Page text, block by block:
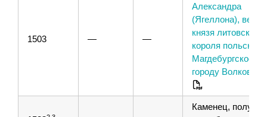
1503 — —
Александра
(Ягеллона),
князя литовского
короля
Магдебургское
городу
Каменец,